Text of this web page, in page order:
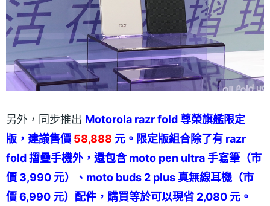
另外，同步推出 Motorola razr fold 尊榮旗艦限定
版，建議售價 58,888 元。限定版組合除了有 razr
fold 摺疊手機外，還包含 moto pen ultra 手寫筆（市
價 3,990 元）、moto buds 2 plus 真無線耳機（市
價 6,990 元）配件，購買等於可以現省 2,080 元。